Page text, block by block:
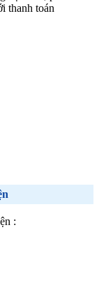
thanh toán
: